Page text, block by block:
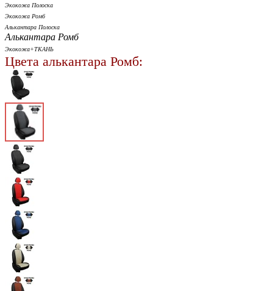
Экокожа Полоска
Экокожа Ромб
Алькантара Полоска
Алькантара Ромб
Экокожа+ТКАНЬ
Цвета алькантара Ромб: